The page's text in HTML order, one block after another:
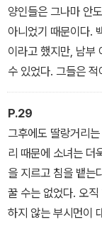
양인들은 그나마 안
아니었기 때문이다.
이라고 했지만, 남부
수 있었다. 그들은
저마다 괴물이 있었
P.29
그후에도 딸랑거리
리 때문에 소녀는 더
을 지르고 침을 뱉는
꿀 수는 없었다. 오
하지 않는 부시먼이